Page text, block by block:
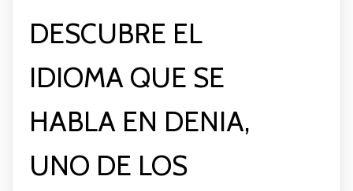
DESCUBRE EL
IDIOMA QUE SE
HABLA EN DENIA,
UNO DE LOS